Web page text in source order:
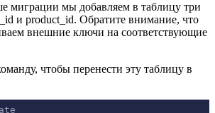
миграции мы добавляем в таблицу три
и product_id. Обратите внимание, что
внешние ключи на соответствующие
чтобы перенести эту таблицу в